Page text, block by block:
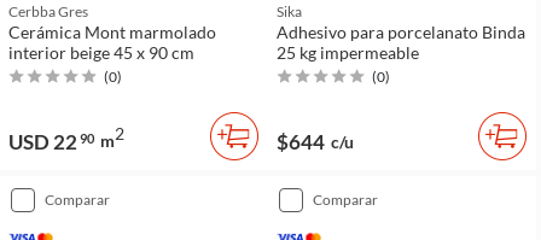
Cerbba Gres
Cerámica Mont marmolado
interior beige 45 x 90 cm
(0)
USD 22 90 m2
Sika
Adhesivo para porcelanato Binda
25 kg impermeable
(0)
$644 c/u
comparar comparar